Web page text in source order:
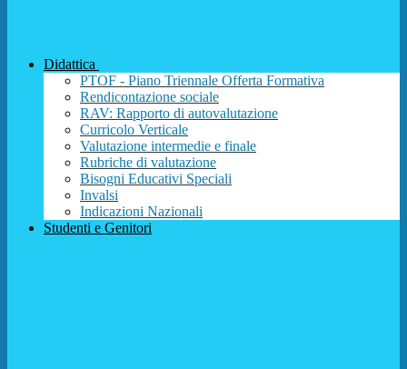
Didattica
PTOF - Piano Triennale Offerta Formativa
Rendicontazione sociale
RAV: Rapporto di autovalutazione
Curricolo Verticale
Valutazione intermedie e finale
Rubriche di valutazione
Bisogni Educativi Speciali
Invalsi
Indicazioni Nazionali
Studenti e Genitori